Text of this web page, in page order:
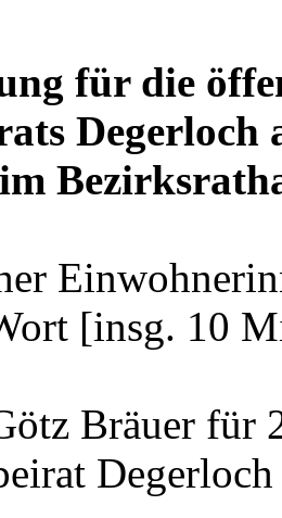
für die
Degerloch
[insg. 10
Bräuer für